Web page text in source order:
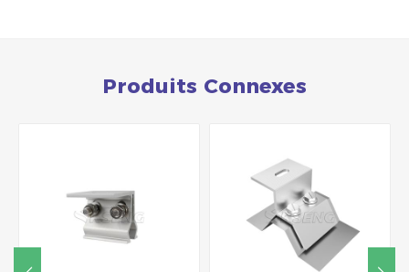
Produits Connexes